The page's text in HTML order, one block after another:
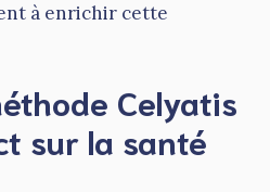
à enrichir cette
Celyatis
sur la santé